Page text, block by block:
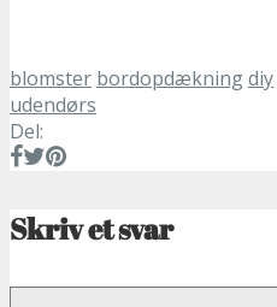
blomster bordopdækningdiy
udendørs
Del:
Skriv et svar